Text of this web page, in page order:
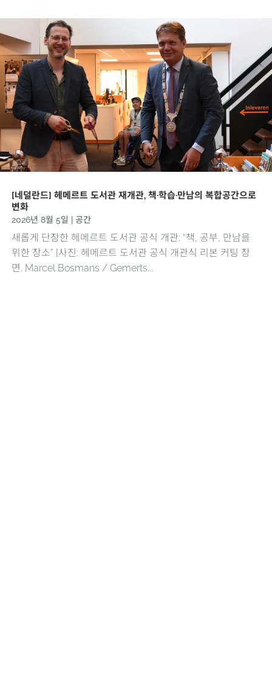
[네덜란드] 헤메르트 도서관 재개관, 책·학습·만남의 복합공간으로
변화
2026년 8월 5일 공간
새롭게 단장한 헤메르트 도서관 공식 개관: “책, 공부, 만남을
위한 장소” [사진: 헤메르트 도서관 공식 개관식 리본 커팅 장
면. Marcel Bosmans / Gemerts...